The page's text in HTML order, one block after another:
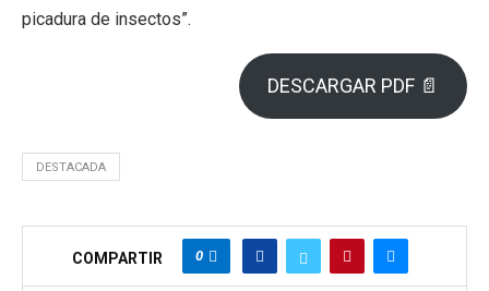
picadura de insectos”.
DESCARGAR PDF 📄
DESTACADA
COMPARTIR 0